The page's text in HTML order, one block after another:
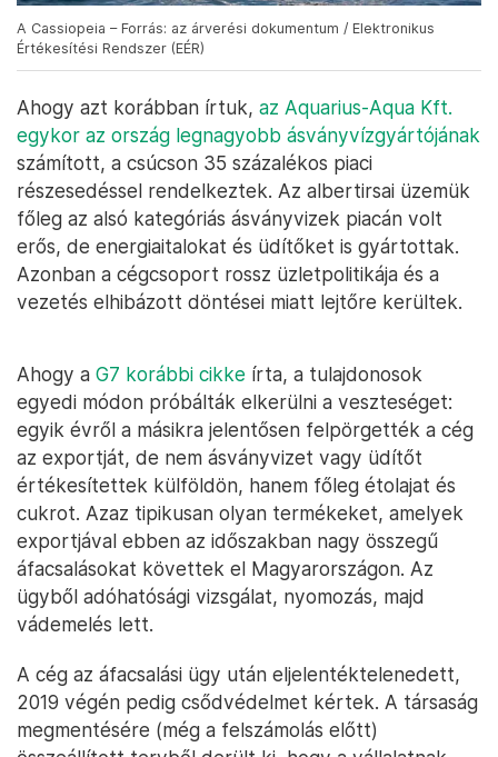
A Cassiopeia – Forrás: az árverési dokumentum / Elektronikus
Értékesítési Rendszer (EÉR)
Ahogy azt korábban írtuk, az Aquarius-Aqua Kft.
egykor az ország legnagyobb ásványvízgyártójának
számított, a csúcson 35 százalékos piaci
részesedéssel rendelkeztek. Az albertirsai üzemük
főleg az alsó kategóriás ásványvizek piacán volt
erős, de energiaitalokat és üdítőket is gyártottak.
Azonban a cégcsoport rossz üzletpolitikája és a
vezetés elhibázott döntései miatt lejtőre kerültek.
Ahogy a G7 korábbi cikke írta, a tulajdonosok
egyedi módon próbálták elkerülni a veszteséget:
egyik évről a másikra jelentősen felpörgették a cég
az exportját, de nem ásványvizet vagy üdítőt
értékesítettek külföldön, hanem főleg étolajat és
cukrot. Azaz tipikusan olyan termékeket, amelyek
exportjával ebben az időszakban nagy összegű
áfacsalásokat követtek el Magyarországon. Az
ügyből adóhatósági vizsgálat, nyomozás, majd
vádemelés lett.
A cég az áfacsalási ügy után eljelentéktelenedett,
2019 végén pedig csődvédelmet kértek. A társaság
megmentésére (még a felszámolás előtt)